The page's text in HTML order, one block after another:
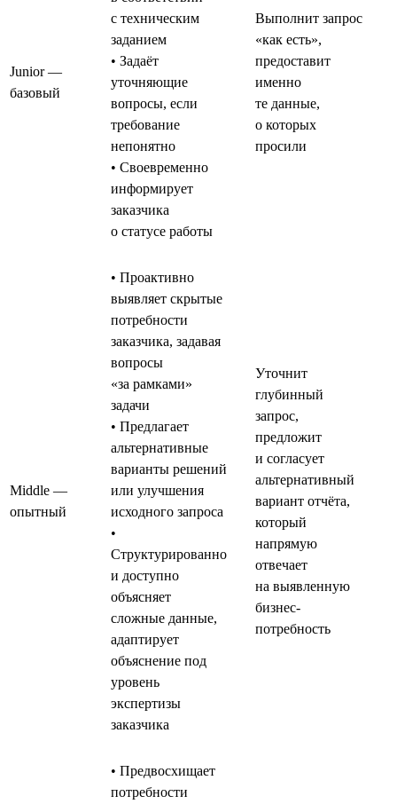
Junior —
базовый
с техническим
заданием
• Задаёт
уточняющие
вопросы, если
требование
непонятно
• Своевременно
информирует
заказчика
о статусе работы
Выполнит запрос
«как есть»,
предоставит
именно
те данные,
о которых
просили
Middle —
опытный
• Проактивно
выявляет скрытые
потребности
заказчика, задавая
вопросы
«за рамками»
задачи
• Предлагает
альтернативные
варианты решений
или улучшения
исходного запроса
•
Структурированно
и доступно
объясняет
сложные данные,
адаптирует
объяснение под
уровень
экспертизы
заказчика
Уточнит
глубинный
запрос,
предложит
и согласует
альтернативный
вариант отчёта,
который
напрямую
отвечает
на выявленную
бизнес-
потребность
• Предвосхищает
потребности